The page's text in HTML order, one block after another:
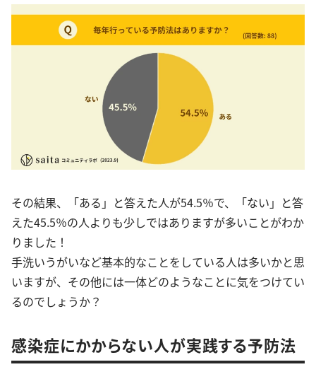
その結果、「ある」と答えた人が54.5％で、「ない」と答
えた45.5％の人よりも少しではありますが多いことがわか
りました！
手洗いうがいなど基本的なことをしている人は多いかと思
いますが、その他には一体どのようなことに気をつけてい
るのでしょうか？
感染症にかからない人が実践する予防法